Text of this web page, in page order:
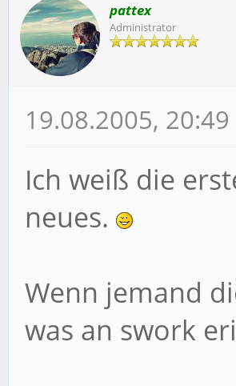
pattex
Administrator
19.08.2005, 20:49
Ich weiß die
neues.
Wenn jemand
was an swork